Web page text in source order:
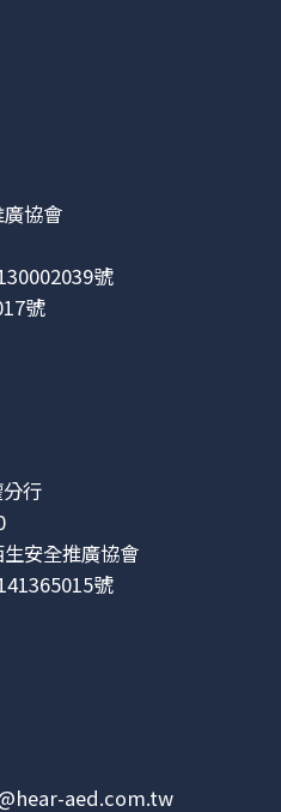
協會
號
號
分行
生安全推廣協會
號
aed.com.tw